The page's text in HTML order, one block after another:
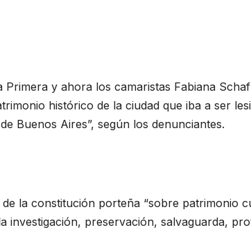
Primera y ahora los camaristas Fabiana
histórico de la ciudad que iba a ser
Buenos Aires”, según los denunciantes.
la constitución porteña “sobre patrimonio
investigación, preservación, salvaguarda,